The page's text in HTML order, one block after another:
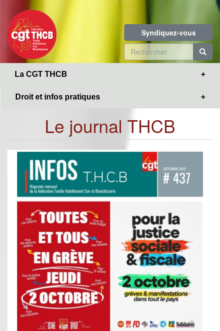
contenu
principal
Syndiquez-vous
Formulaire
de
La CGT THCB
Droit et infos pratiques
Le journal THCB